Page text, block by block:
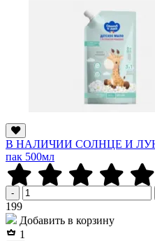
В НАЛИЧИИ СОЛНЦЕ И ЛУНА
пак 500мл
-
199Р
Добавить в корзину
1